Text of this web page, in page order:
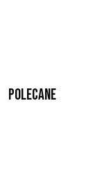
Polecane